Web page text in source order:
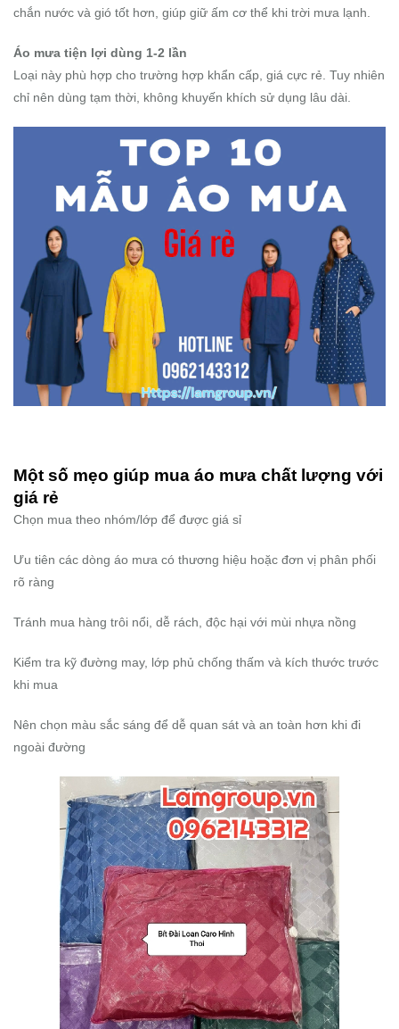
chắn nước và gió tốt hơn, giúp giữ ấm cơ thể khi trời mưa lạnh.
Áo mưa tiện lợi dùng 1-2 lần
Loại này phù hợp cho trường hợp khẩn cấp, giá cực rẻ. Tuy nhiên
chỉ nên dùng tạm thời, không khuyến khích sử dụng lâu dài.
Một số mẹo giúp mua áo mưa chất lượng với
giá rẻ
Chọn mua theo nhóm/lớp để được giá sỉ
Ưu tiên các dòng áo mưa có thương hiệu hoặc đơn vị phân phối
rõ ràng
Tránh mua hàng trôi nổi, dễ rách, độc hại với mùi nhựa nồng
Kiểm tra kỹ đường may, lớp phủ chống thấm và kích thước trước
khi mua
Nên chọn màu sắc sáng để dễ quan sát và an toàn hơn khi đi
ngoài đường